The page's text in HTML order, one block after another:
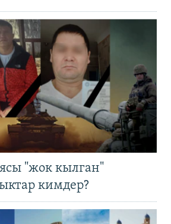
"жок кылган"
кимдер?